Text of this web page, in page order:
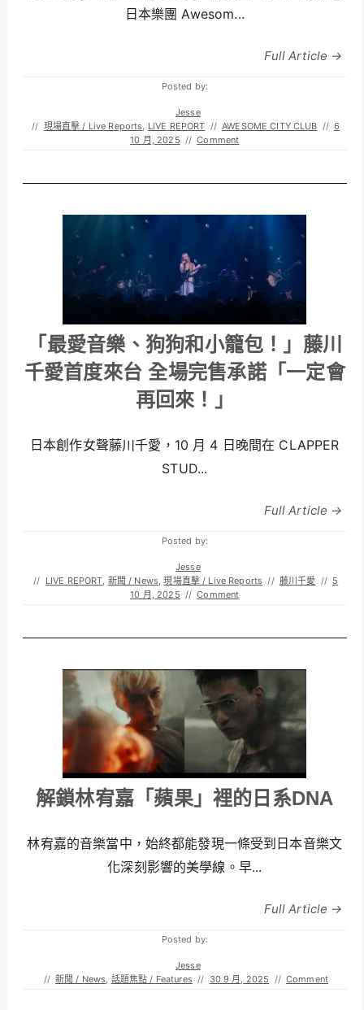
日本樂團 Awesom...
Full Article →
Posted by:
Jesse
// 現場直擊 / Live Reports, LIVE REPORT // AWESOME CITY CLUB // 6
10 月, 2025 // Comment
「最愛音樂、狗狗和小籠包！」藤川
千愛首度來台 全場完售承諾「一定會
再回來！」
日本創作女聲藤川千愛，10 月 4 日晚間在 CLAPPER
STUD...
Full Article →
Posted by:
Jesse
// LIVE REPORT, 新聞 / News,現場直擊 / Live Reports // 藤川千愛 // 5
10 月, 2025 // Comment
解鎖林宥嘉「蘋果」裡的日系DNA
林宥嘉的音樂當中，始終都能發現一條受到日本音樂文
化深刻影響的美學線。早...
Full Article →
Posted by:
Jesse
// 新聞 / News, 話題焦點 / Features // 30 9 月, 2025 // Comment